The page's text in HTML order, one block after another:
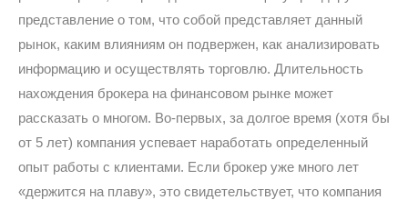
представление о том, что собой представляет данный
рынок, каким влияниям он подвержен, как анализировать
информацию и осуществлять торговлю. Длительность
нахождения брокера на финансовом рынке может
рассказать о многом. Во-первых, за долгое время (хотя бы
от 5 лет) компания успевает наработать определенный
опыт работы с клиентами. Если брокер уже много лет
«держится на плаву», это свидетельствует, что компания